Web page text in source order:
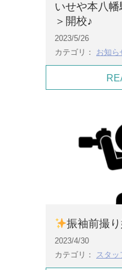
いせや本八
＞開校♪
2023/5/26
カテゴリ： お知ら
振袖前撮
2023/4/30
カテゴリ： スタッ